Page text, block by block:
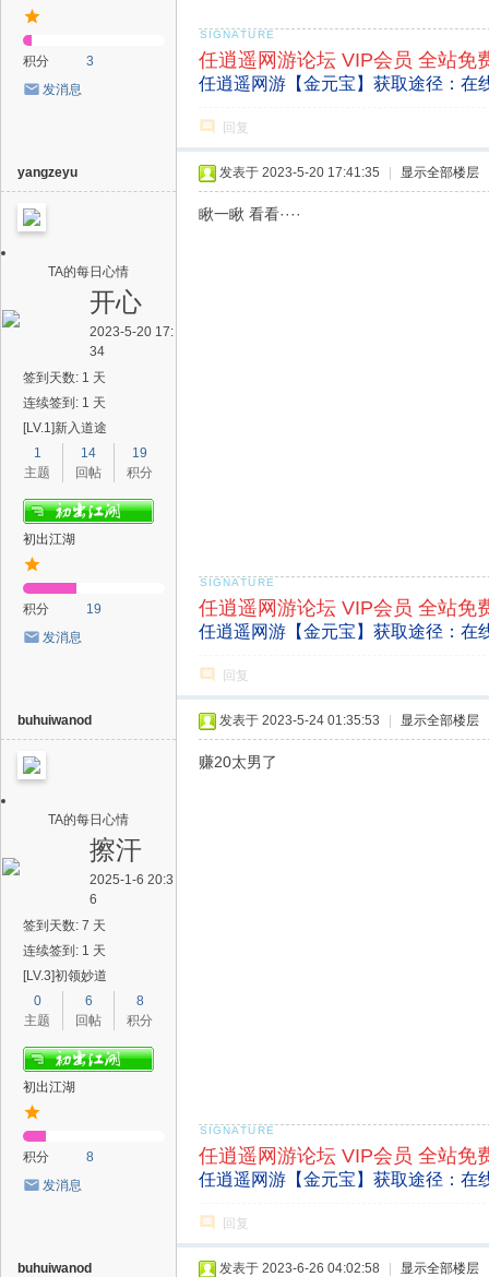
积分
3
发消息
任逍遥网游论坛 VIP会员 全站免
任逍遥网游【金元宝】获取途径：在
回复
yangzeyu
TA的每日心情
开心
2023-5-20 17:
34
签到天数: 1 天
连续签到: 1 天
[LV.1]新入道途
1
主题
14
回帖
19
积分
初出江湖
积分
19
发消息
发表于 2023-5-20 17:41:35 显示全部楼层
瞅一瞅 看看····
任逍遥网游论坛 VIP会员 全站免
任逍遥网游【金元宝】获取途径：在
回复
buhuiwanod
TA的每日心情
擦汗
2025-1-6 20:3
6
签到天数: 7 天
连续签到: 1 天
[LV.3]初领妙道
0
主题
6
回帖
8
积分
初出江湖
积分
8
发消息
发表于 2023-5-24 01:35:53 显示全部楼层
赚20太男了
任逍遥网游论坛 VIP会员 全站免
任逍遥网游【金元宝】获取途径：在
回复
buhuiwanod 发表于 2023-6-26 04:02:58 显示全部楼层